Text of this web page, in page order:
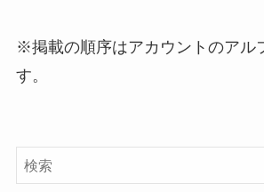
※掲載の順序はアカウントのアル
す。